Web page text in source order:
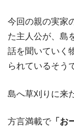
今回の親の実家
た主人公が、島
話を聞いていく
られているそう
島へ草刈りに来
方言満載で 「